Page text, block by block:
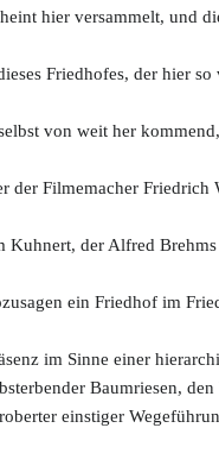
hier versammelt, und
Friedhofes, der hier so
von weit her
der Filmemacher Friedrich
Kuhnert, der Alfred Brehms
ein Friedhof im
im Sinne einer
Baumriesen, den
einstiger